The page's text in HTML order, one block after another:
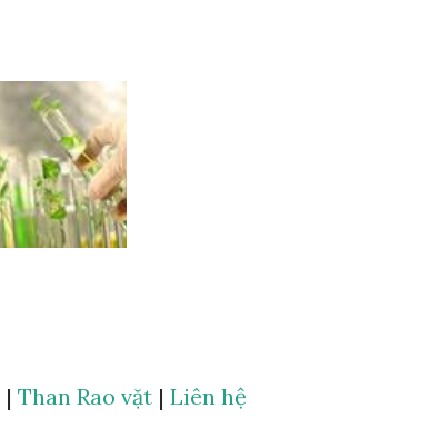
| Than Rao vặt| Liên hệ